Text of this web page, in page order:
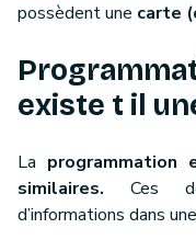
possèdent une carte
existe t il
La programmation
similaires. Ces
d’informations dans